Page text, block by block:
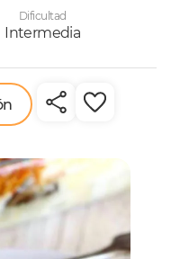
Dificultad
Intermedia